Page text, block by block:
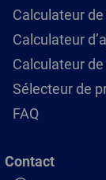
Calculateur
Calculateur
Calculateur de
Sélecteur de
FAQ
Contact